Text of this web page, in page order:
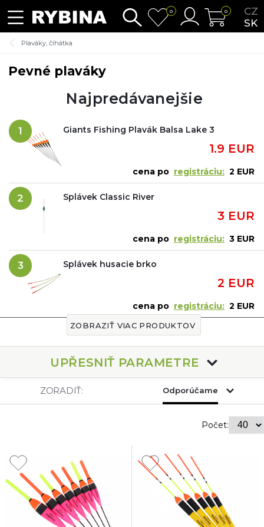
CZ
SK
0 0
Plaváky, číhátka
Pevné plaváky
Najpredávanejšie
1 Giants Fishing Plavák Balsa Lake 3
1.9 EUR
cena po registráciu: 2 EUR
2 Splávek Classic River
3 EUR
cena po registráciu: 3 EUR
3 Splávek husacie brko
2 EUR
cena po registráciu: 2 EUR
ZOBRAZIŤ VIAC PRODUKTOV
UPŘESNIŤ PARAMETRE
ZORADIŤ: Odporúčame
Počet: